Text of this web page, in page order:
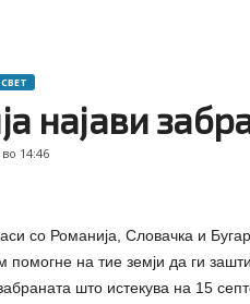
најави
14:46
со Романија, Словачка и
помогне на тие земји да ги
што истекува на 15